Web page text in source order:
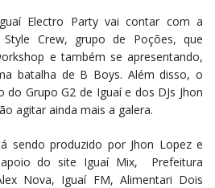
Electro Party vai contar com a
Crew, grupo de Poções, que
e também se apresentando,
batalha de B Boys. Além disso, o
Grupo G2 de Iguaí e dos DJs Jhon
agitar ainda mais a galera.
sendo produzido por Jhon Lopez e
do site Iguaí Mix, Prefeitura
Nova, Iguaí FM, Alimentari Dois